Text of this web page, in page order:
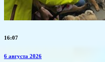
16:07
6 августа 2026